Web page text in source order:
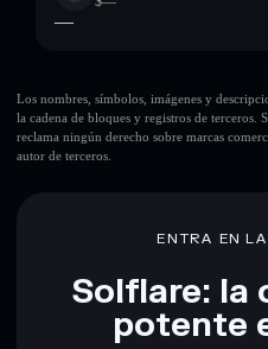
—
Los nombres, símbolos, imágenes y
la cadena de bloques y registros de
reclama ningún derecho sobre marcas
autor de terceros.
ENTRA EN
Solflare: la
potente